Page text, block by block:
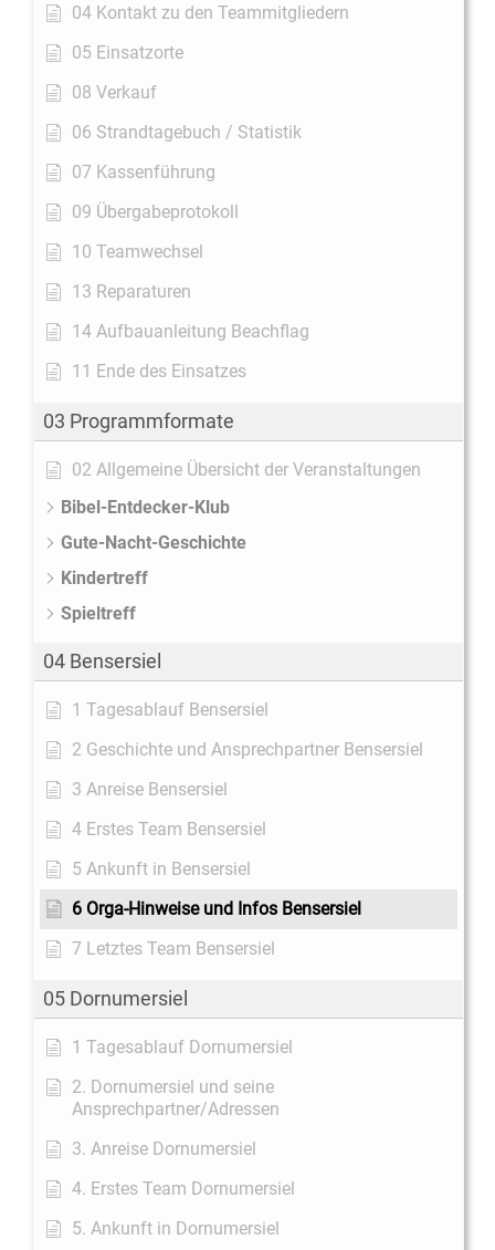
04 Kontakt zu den Teammitgliedern
05 Einsatzorte
08 Verkauf
06 Strandtagebuch / Statistik
07 Kassenführung
09 Übergabeprotokoll
10 Teamwechsel
13 Reparaturen
14 Aufbauanleitung Beachflag
11 Ende des Einsatzes
03 Programmformate
02 Allgemeine Übersicht der Veranstaltungen
Bibel-Entdecker-Klub
Gute-Nacht-Geschichte
Kindertreff
Spieltreff
04 Bensersiel
1 Tagesablauf Bensersiel
2 Geschichte und Ansprechpartner Bensersiel
3 Anreise Bensersiel
4 Erstes Team Bensersiel
5 Ankunft in Bensersiel
6 Orga-Hinweise und Infos Bensersiel
7 Letztes Team Bensersiel
05 Dornumersiel
1 Tagesablauf Dornumersiel
2. Dornumersiel und seine
Ansprechpartner/Adressen
3. Anreise Dornumersiel
4. Erstes Team Dornumersiel
5. Ankunft in Dornumersiel